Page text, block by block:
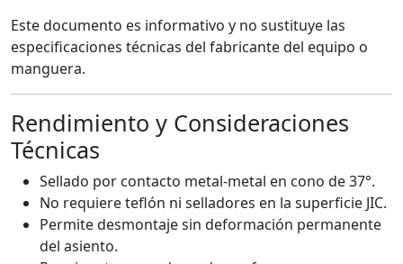
Este documento es informativo y no sustituye las
especificaciones técnicas del fabricante del equipo o
manguera.
Rendimiento y Consideraciones
Técnicas
Sellado por contacto metal-metal en cono de 37°.
No requiere teflón ni selladores en la superficie JIC.
Permite desmontaje sin deformación permanente
del asiento.